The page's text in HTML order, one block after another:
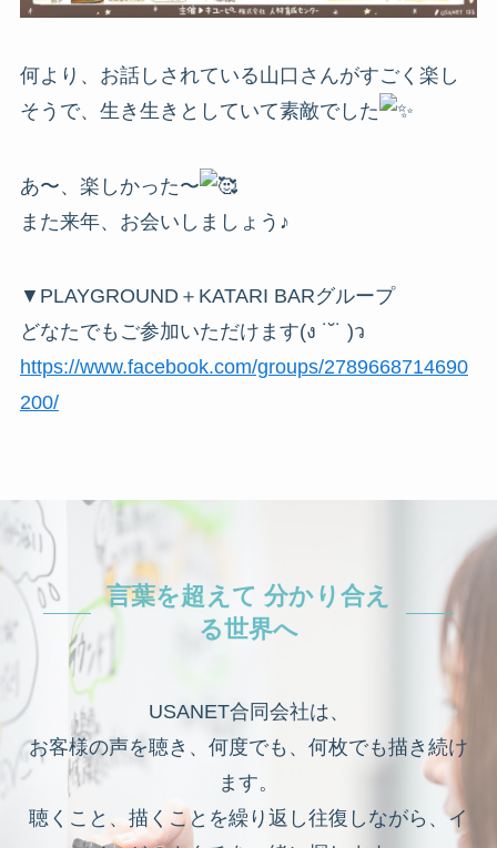
何より、お話しされている山口さんがすごく楽し
そうで、生き生きとしていて素敵でした
あ〜、楽しかった〜
また来年、お会いしましょう♪
▼PLAYGROUND＋KATARI BARグループ
どなたでもご参加いただけます(ง ˙˘˙ )ว
https://www.facebook.com/groups/2789668714690
200/
言葉を超えて 分かり合え
る世界へ
USANET合同会社は、
お客様の声を聴き、何度でも、何枚でも描き続け
ます。
聴くこと、描くことを繰り返し往復しながら、イ